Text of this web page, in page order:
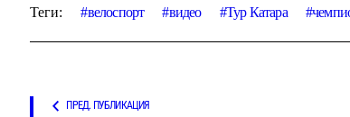
Теги: велоспорт видео Тур Катара
ПРЕД. ПУБЛИКАЦИЯ